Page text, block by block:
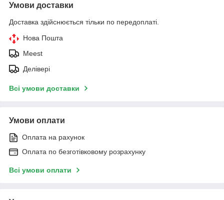
Умови доставки
Доставка здійснюється тільки по передоплаті.
Нова Пошта
Meest
Делівері
Всі умови доставки
Умови оплати
Оплата на рахунок
Оплата по безготівковому розрахунку
Всі умови оплати